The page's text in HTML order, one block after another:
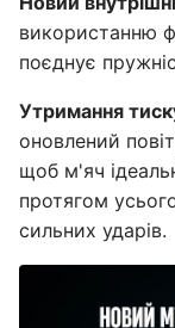
використанню
поєднує
Утримання
оновлений
щоб м'яч
протягом
сильних ударів.